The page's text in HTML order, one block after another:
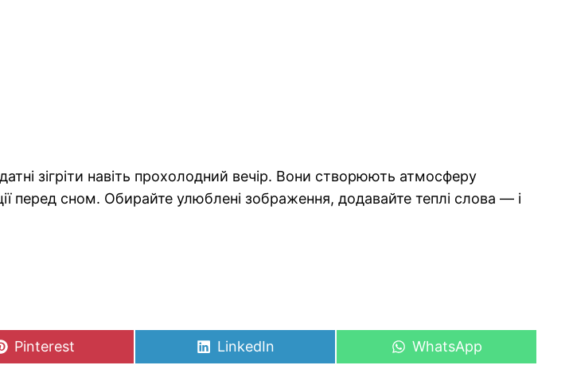
зігріти навіть прохолодний вечір. Вони створюють атмосферу
перед сном. Обирайте улюблені зображення, додавайте теплі слова — і
Share
on
Pinterest
Share
on
LinkedIn
Share
on
WhatsApp